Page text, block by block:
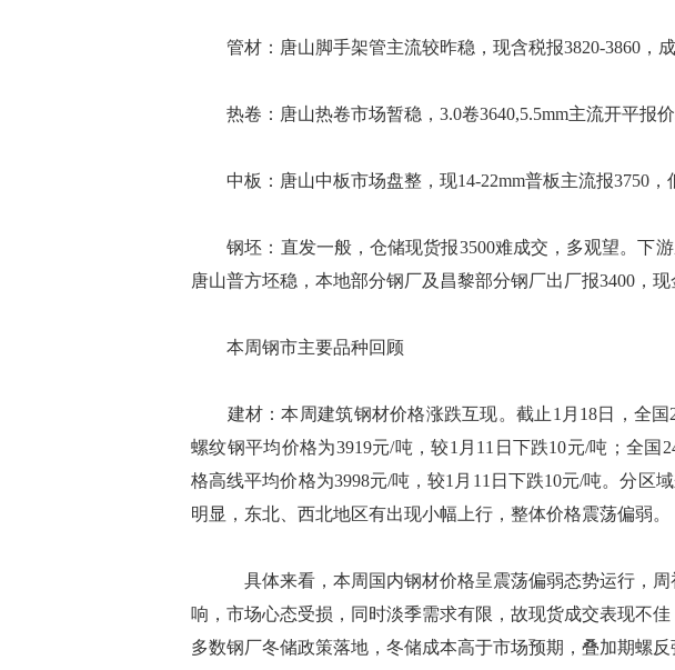
管材：唐山脚手架管主流较昨稳，现含税报3820-3860，成
热卷：唐山热卷市场暂稳，3.0卷3640,5.5mm主流开平报价
中板：唐山中板市场盘整，现14-22mm普板主流报3750，
钢坯：直发一般，仓储现货报3500难成交，多观望。下游
唐山普方坯稳，本地部分钢厂及昌黎部分钢厂出厂报3400，现
本周钢市主要品种回顾
建材：本周建筑钢材价格涨跌互现。截止1月18日，全国
螺纹钢平均价格为3919元/吨，较1月11日下跌10元/吨；全国
格高线平均价格为3998元/吨，较1月11日下跌10元/吨。分区
明显，东北、西北地区有出现小幅上行，整体价格震荡偏弱。
具体来看，本周国内钢材价格呈震荡偏弱态势运行，周
响，市场心态受损，同时淡季需求有限，故现货成交表现不
多数钢厂冬储政策落地，冬储成本高于市场预期，叠加期螺